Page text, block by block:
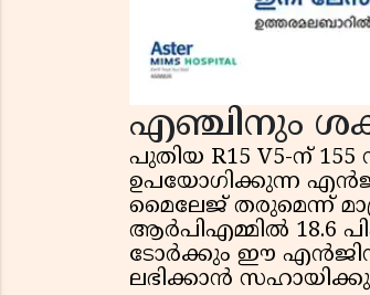
എഞ്ചിനും
പുതിയ R15 V5-ന്
ഉപയോഗിക്കുന്ന
മൈലേജ് തരുമെന്ന്
ആർപിഎമ്മിൽ 18.6
ടോർക്കും ഈ എൻജിൻ
ലഭിക്കാൻ